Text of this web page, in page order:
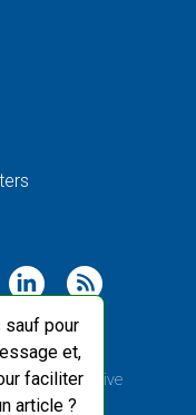
pour
et,
faciliter
article ?
, sauf Creative